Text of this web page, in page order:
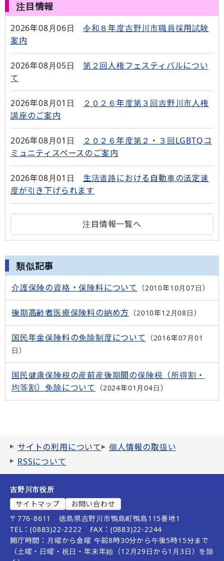
注目情報
2026年08月06日
令和８年度吉野川市職員採用試験
案内
2026年08月05日
第２回人権フェスティバルについ
て
2026年08月01日
２０２６年度第３回吉野川市人権
講座のご案内
2026年08月01日
２０２６年度第２・３回LGBTQコ
ミュニティスペースのご案内
2026年08月01日
生活道路における自動車の法定速
度が引き下げられます
注目情報一覧へ
類似記事
介護保険の資格・保険料について 2010年10月07日
後期高齢者医療保険料の納め方 2010年12月08日
国民年金保険料の免除制度について
2016年07月01
日
国民健康保険税の産前産後期間の保険税（所得割・
均等割）免除について
2024年01月04日
サイトの利用について
個人情報の取扱い
RSSについて
吉野川市役所
サイトマップ
お問い合わせ
〒776-8611
徳島県吉野川市鴨島町鴨島115番地1
TEL：(0883)22-2222
FAX：(0883)22-2244
開庁時間：月曜から金曜 午前8時30分から午後5時15分まで
（土曜・日曜・祝日・年末年始（12月29日から1月3日）を除